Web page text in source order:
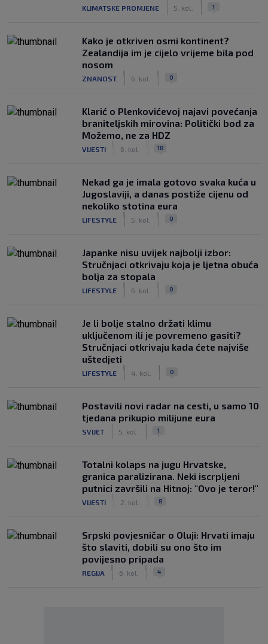
KLIMATSKE PROMJENE 5. kol. 1
Kako je otkriven osmi kontinent?
Zealandija im je cijelo vrijeme bila pod
nosom
ZNANOST 6. kol. 0
Klarić o Plenkovićevoj najavi povećanja
braniteljskih mirovina: Politički bod za
Možemo, ne za HDZ
VIJESTI 6. kol. 18
Nekad ga je imala gotovo svaka kuća u
Jugoslaviji, a danas postiže cijenu od
nekoliko stotina eura
LIFESTYLE 5. kol. 0
Japanke nisu uvijek najbolji izbor:
Stručnjaci otkrivaju koja je ljetna obuća
bolja za stopala
LIFESTYLE 6. kol. 0
Je li bolje stalno držati klimu
uključenom ili je povremeno gasiti?
Stručnjaci otkrivaju kada ćete najviše
uštedjeti
LIFESTYLE 4. kol. 0
Postavili novi radar na cesti, u samo 10
tjedana prikupio milijune eura
SVIJET 5. kol. 1
Totalni kolaps na jugu Hrvatske,
granica paralizirana. Neki iscrpljeni
putnici završili na Hitnoj: "Ovo je teror!"
VIJESTI 2. kol. 8
Srpski povjesničar o Oluji: Hrvati imaju
što slaviti, dobili su ono što im
povijesno pripada
REGIJA 6. kol. 4